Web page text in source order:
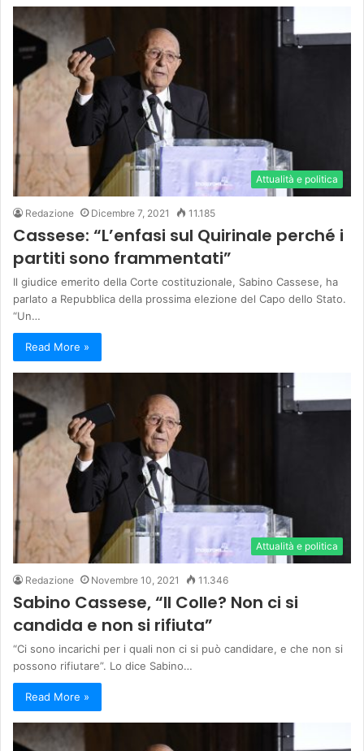
Attualità e politica
Redazione Dicembre 7, 2021 11.185
Cassese: “L’enfasi sul Quirinale perché i
partiti sono frammentati”
Il giudice emerito della Corte costituzionale, Sabino Cassese, ha
parlato a Repubblica della prossima elezione del Capo dello Stato.
“Un…
Read More »
Attualità e politica
Redazione Novembre 10, 2021 11.346
Sabino Cassese, “Il Colle? Non ci si
candida e non si rifiuta”
“Ci sono incarichi per i quali non ci si può candidare, e che non si
possono rifiutare”. Lo dice Sabino…
Read More »